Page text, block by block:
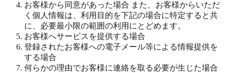
お客様から同意があった場合 また、お客様からいただ
く個人情報は、利用目的を下記の場合に特定すると共
に、必要最小限の範囲の利用にとどめます。
お客様へサービスを提供する場合
登録されたお客様への電子メール等による情報提供を
する場合
何らかの理由でお客様に連絡を取る必要が生じた場合